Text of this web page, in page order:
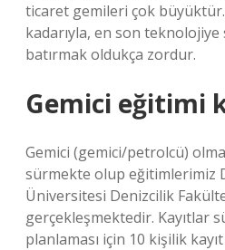
ticaret gemileri çok
kadarıyla, en son
batırmak oldukça zordur.
Gemici eğitimi
Gemici (gemici/petrolcü)
sürmekte olup eğitimlerimiz
Üniversitesi Denizcilik
gerçekleşmektedir. Kayıtlar
planlaması için 10 kişilik